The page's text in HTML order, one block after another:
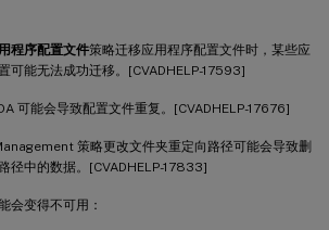
程序配置文件策略迁移应用程序配置文件时，某些应
可能无法成功迁移。[CVADHELP-17593]
可能会导致配置文件重复。[CVADHELP-17676]
策略更改文件夹重定向路径可能会导致删
径中的数据。[CVADHELP-17833]
会变得不可用：